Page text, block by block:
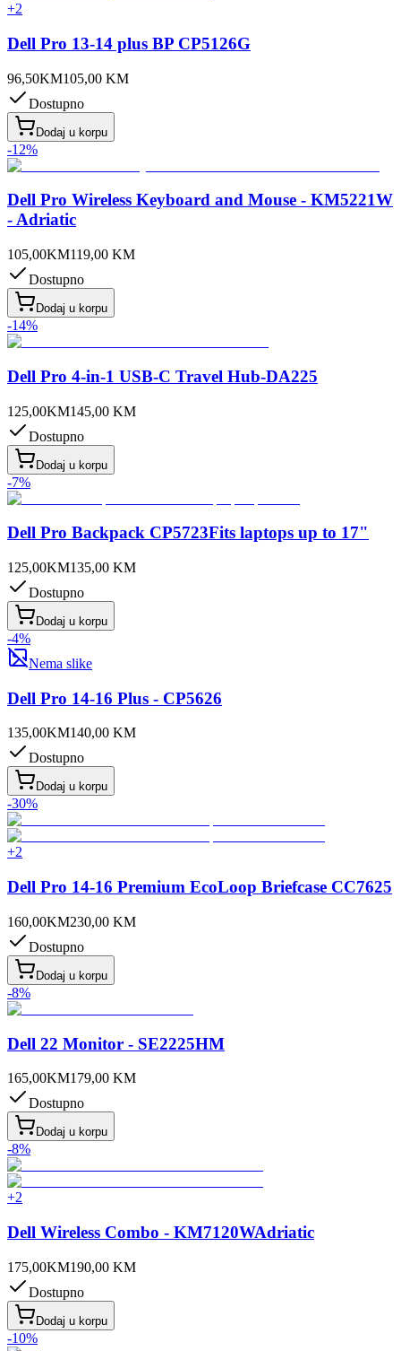
+2
Dell Pro 13-14 plus BP CP5126G
96,50KM105,00 KM
Dostupno
Dodaj u korpu
-12%
Dell Pro Wireless Keyboard and Mouse - KM5221W
- Adriatic
105,00KM119,00 KM
Dostupno
Dodaj u korpu
-14%
Dell Pro 4-in-1 USB-C Travel Hub-DA225
125,00KM145,00 KM
Dostupno
Dodaj u korpu
-7%
Dell Pro Backpack CP5723Fits laptops up to 17"
125,00KM135,00 KM
Dostupno
Dodaj u korpu
-4%
Nema slike
Dell Pro 14-16 Plus - CP5626
135,00KM140,00 KM
Dostupno
Dodaj u korpu
-30%
+2
Dell Pro 14-16 Premium EcoLoop Briefcase CC7625
160,00KM230,00 KM
Dostupno
Dodaj u korpu
-8%
Dell 22 Monitor - SE2225HM
165,00KM179,00 KM
Dostupno
Dodaj u korpu
-8%
+2
Dell Wireless Combo - KM7120WAdriatic
175,00KM190,00 KM
Dostupno
Dodaj u korpu
-10%